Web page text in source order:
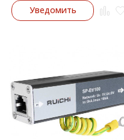
Уведомить